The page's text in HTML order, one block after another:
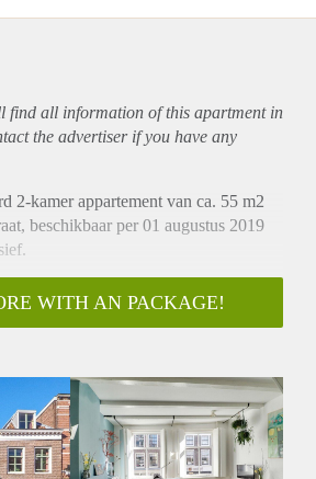
find all information of this apartmentin
the advertiser if you have any
2-kamer appartement van ca. 55 m2
beschikbaar per 01 augustus 2019
is gelegen op de 1e verdieping aan
pand. Bij binnenkomst bevindt zich
Op deze verdieping bevinden zich de
badkamer, welke is v.v. ligbad met
WITH AN PACKAGE!